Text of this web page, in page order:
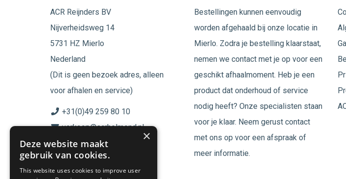
ACR Reijnders BV
Nijverheidsweg 14
5731 HZ Mierlo
Nederland
(Dit is geen bezoek adres, alleen
voor afhalen en service)
+31(0)49 259 80 10
verkoop@acrhelmond.nl
KvK nummer: 17025674
Bestellingen kunnen eenvoudig
worden afgehaald bij onze locatie in
Mierlo. Zodra je bestelling klaarstaat,
nemen we contact met je op voor een
geschikt afhaalmoment. Heb je een
product dat onderhoud of service
nodig heeft? Onze specialisten staan
voor je klaar. Neem gerust contact
met ons op voor een afspraak of
meer informatie.
×
Deze website maakt
gebruik van cookies.
This website uses cookies to improve user